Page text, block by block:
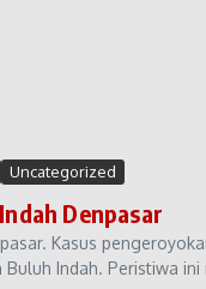
Uncategorized
Denpasar
Kasus
Indah. Peristiwa